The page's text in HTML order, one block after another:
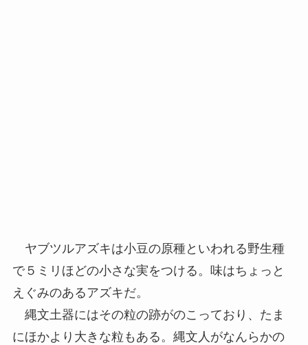
ヤブツルアズキは小豆の原種といわれる野生種
で５ミリほどの小さな実をつける。味はちょっと
えぐみのあるアズキだ。
縄文土器にはその粒の跡がのこっており、たま
にほかより大きな粒もある。縄文人がなんらかの